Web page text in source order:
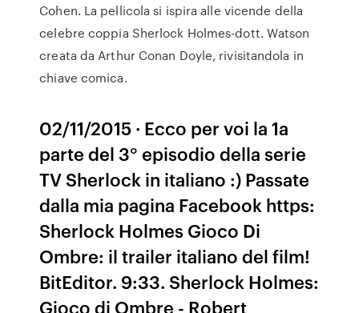
Cohen. La pellicola si ispira alle vicende della
celebre coppia Sherlock Holmes-dott. Watson
creata da Arthur Conan Doyle, rivisitandola in
chiave comica.
02/11/2015 · Ecco per voi la 1a
parte del 3° episodio della serie
TV Sherlock in italiano :) Passate
dalla mia pagina Facebook https:
Sherlock Holmes Gioco Di
Ombre: il trailer italiano del film!
BitEditor. 9:33. Sherlock Holmes:
Gioco di Ombre - Robert